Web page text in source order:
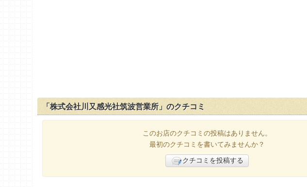
「株式会社川又感光社筑波営業所」のクチコミ
このお店のクチコミの投稿はありません。
最初のクチコミを書いてみませんか？
クチコミを投稿する